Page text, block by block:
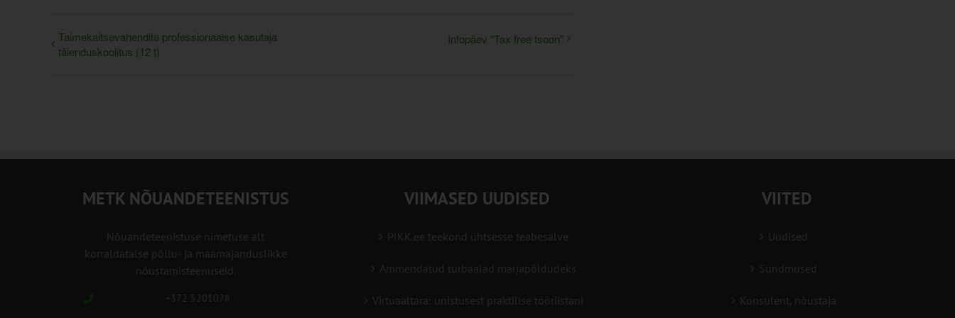
Taimekaitsevahendite professionaalse kasutaja
täienduskoolitus (12 t)
Infopäev “Tax free tsoon”
METK NÕUANDETEENISTUS
Nõuandeteenistuse nimetuse alt
korraldatalse põllu- ja maamajanduslikke
nõustamisteenuseid.
+372 5201078
VIIMASED UUDISED
PIKK.ee teekond ühtsesse teabesalve
Ammendatud turbaalad marjapõldudeks
Virtuaaltara: unistusest praktilise tööriistani
VIITED
Uudised
Sündmused
Konsulent, nõustaja